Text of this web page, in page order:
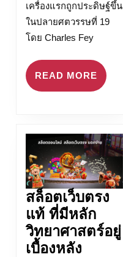
เครื่องแรกถูกประดิษฐ์ขึ้น
ในปลายศตวรรษที่ 19
โดย Charles Fey
READ MORE READ
MORE
สล็อตเว็บตรง
แท้ ที่มีหลัก
วิทยาศาสตร์อยู่
เบื้องหลัง